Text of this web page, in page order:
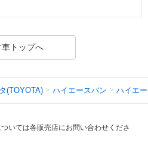
車トップへ
(TOYOTA) ハイエースバン ハイエ
いては各販売店にお問い合わせくださ